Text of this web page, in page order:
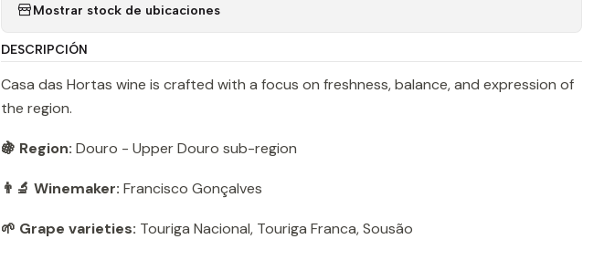
Mostrar stock de ubicaciones
DESCRIPCIÓN
Casa das Hortas wine is crafted with a focus on freshness, balance, and expression of
the region.
🍇 Region: Douro - Upper Douro sub-region
👨‍🔬 Winemaker: Francisco Gonçalves
🌱 Grape varieties: Touriga Nacional, Touriga Franca, Sousão